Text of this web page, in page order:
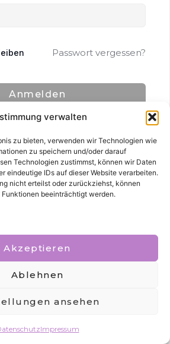
verwalten
zu bieten, verwenden wir Technologien wie
zu speichern und/oder darauf
Technologien zustimmst, können wir Daten
eindeutige IDs auf dieser Website verarbeiten.
nicht erteilst oder zurückziehst, können
beeinträchtigt werden.
Akzeptieren
Ablehnen
ansehen
Impressum
Passwort vergessen?
Anmelden
Rechte vorbehalten